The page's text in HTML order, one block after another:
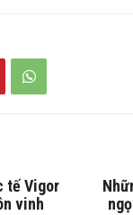
tế Vigor
vinh